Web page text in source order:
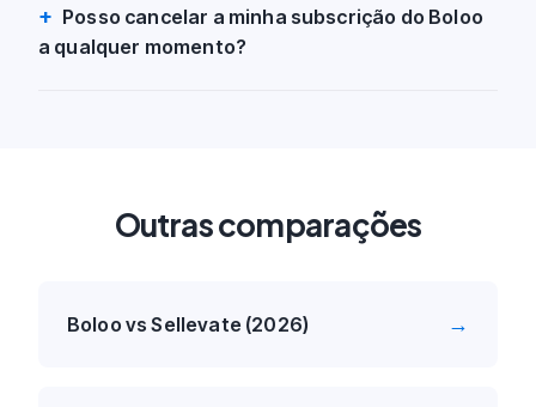
Posso cancelar a minha subscrição do Boloo
a qualquer momento?
Outras comparações
Boloo vs Sellevate (2026) →